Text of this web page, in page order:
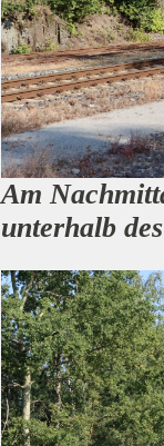
Am
unterhalb